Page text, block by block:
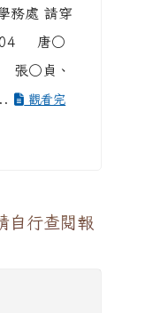
務處 請穿
704 唐○
○貞、
觀看完
自行查閱報